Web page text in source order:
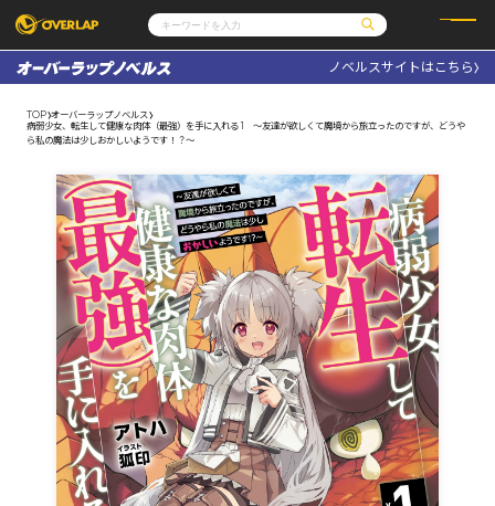
コミックガルド
コミッククリエ
LiQulle
ラブパルフェ
ノベルス
ノベルスf
ポケットモンスター
アニメ
ゲーム
オーバーラップ広報室
企業
会社概要
採用情報
アクセス
オーバーラップホールディングス
お問い合わせはこちら
オーバーラップ文庫
オーバーラップノベルス
オーバーラップノベルスf
ノベルスサイトはこちら
TOP オーバーラップノベルス
病弱少女、転生して健康な肉体（最強）を手に入れる 1 ～友達が欲しくて魔境から旅立ったのですが、どうや
ら私の魔法は少しおかしいようです！？～